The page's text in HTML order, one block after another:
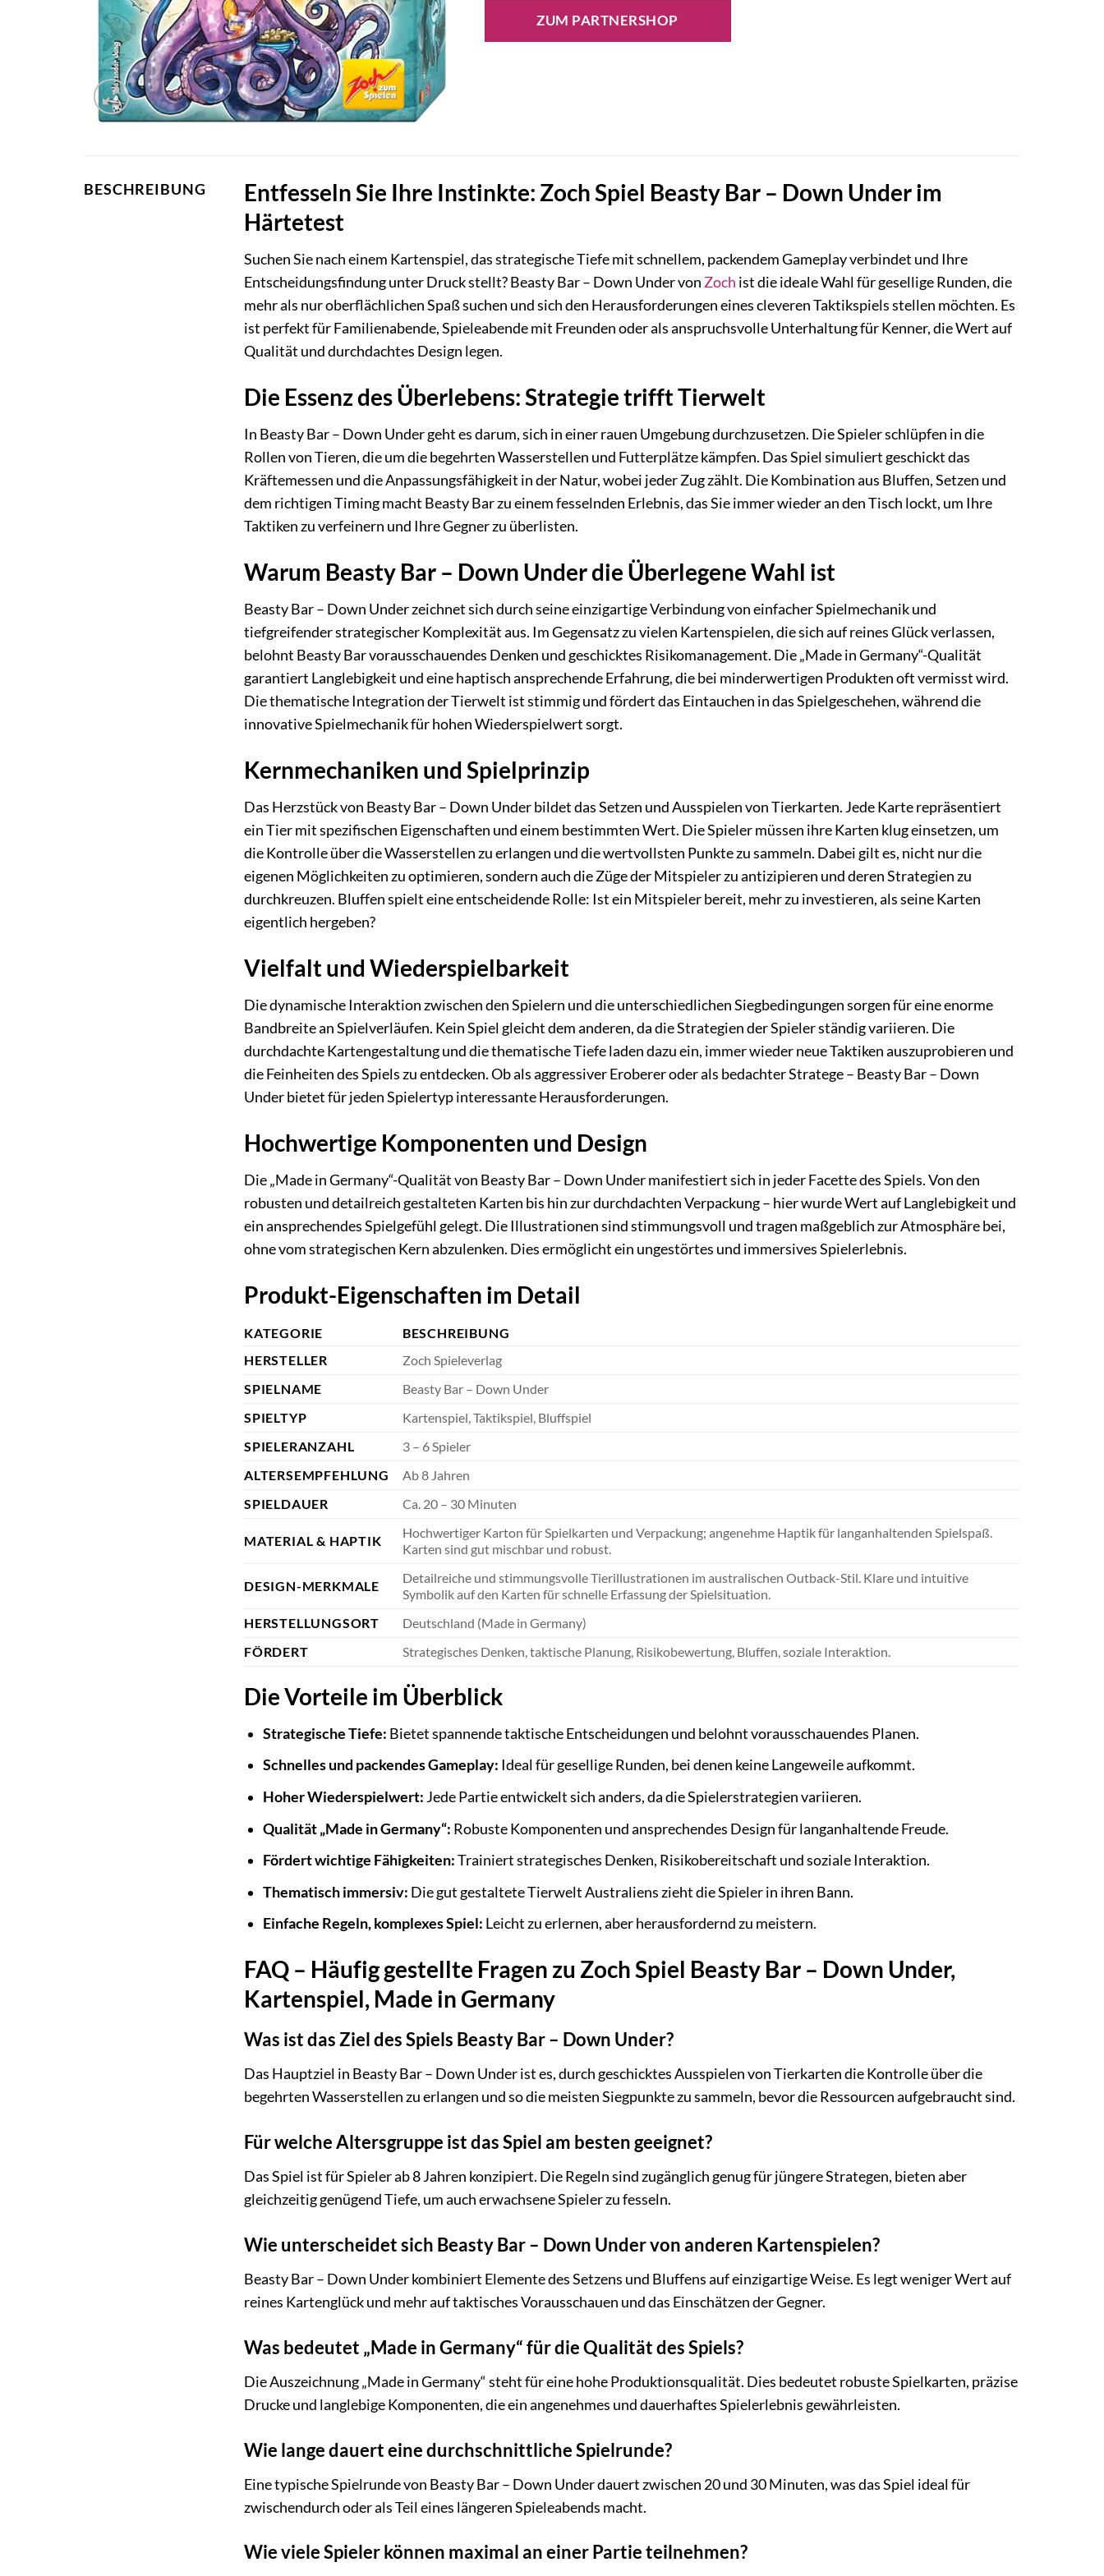
ZUM PARTNERSHOP
BESCHREIBUNG
Entfesseln Sie Ihre Instinkte: Zoch Spiel Beasty Bar – Down Under im
Härtetest
Suchen Sie nach einem Kartenspiel, das strategische Tiefe mit schnellem, packendem Gameplay verbindet und Ihre
Entscheidungsfindung unter Druck stellt? Beasty Bar – Down Under vonZoch ist die ideale Wahl für gesellige Runden, die
mehr als nur oberflächlichen Spaß suchen und sich den Herausforderungen eines cleveren Taktikspiels stellen möchten. Es
ist perfekt für Familienabende, Spieleabende mit Freunden oder als anspruchsvolle Unterhaltung für Kenner, die Wert auf
Qualität und durchdachtes Design legen.
Die Essenz des Überlebens: Strategie trifft Tierwelt
In Beasty Bar – Down Under geht es darum, sich in einer rauen Umgebung durchzusetzen. Die Spieler schlüpfen in die
Rollen von Tieren, die um die begehrten Wasserstellen und Futterplätze kämpfen. Das Spiel simuliert geschickt das
Kräftemessen und die Anpassungsfähigkeit in der Natur, wobei jeder Zug zählt. Die Kombination aus Bluffen, Setzen und
dem richtigen Timing macht Beasty Bar zu einem fesselnden Erlebnis, das Sie immer wieder an den Tisch lockt, um Ihre
Taktiken zu verfeinern und Ihre Gegner zu überlisten.
Warum Beasty Bar – Down Under die Überlegene Wahl ist
Beasty Bar – Down Under zeichnet sich durch seine einzigartige Verbindung von einfacher Spielmechanik und
tiefgreifender strategischer Komplexität aus. Im Gegensatz zu vielen Kartenspielen, die sich auf reines Glück verlassen,
belohnt Beasty Bar vorausschauendes Denken und geschicktes Risikomanagement. Die „Made in Germany“-Qualität
garantiert Langlebigkeit und eine haptisch ansprechende Erfahrung, die bei minderwertigen Produkten oft vermisst wird.
Die thematische Integration der Tierwelt ist stimmig und fördert das Eintauchen in das Spielgeschehen, während die
innovative Spielmechanik für hohen Wiederspielwert sorgt.
Kernmechaniken und Spielprinzip
Das Herzstück von Beasty Bar – Down Under bildet das Setzen und Ausspielen von Tierkarten. Jede Karte repräsentiert
ein Tier mit spezifischen Eigenschaften und einem bestimmten Wert. Die Spieler müssen ihre Karten klug einsetzen, um
die Kontrolle über die Wasserstellen zu erlangen und die wertvollsten Punkte zu sammeln. Dabei gilt es, nicht nur die
eigenen Möglichkeiten zu optimieren, sondern auch die Züge der Mitspieler zu antizipieren und deren Strategien zu
durchkreuzen. Bluffen spielt eine entscheidende Rolle: Ist ein Mitspieler bereit, mehr zu investieren, als seine Karten
eigentlich hergeben?
Vielfalt und Wiederspielbarkeit
Die dynamische Interaktion zwischen den Spielern und die unterschiedlichen Siegbedingungen sorgen für eine enorme
Bandbreite an Spielverläufen. Kein Spiel gleicht dem anderen, da die Strategien der Spieler ständig variieren. Die
durchdachte Kartengestaltung und die thematische Tiefe laden dazu ein, immer wieder neue Taktiken auszuprobieren und
die Feinheiten des Spiels zu entdecken. Ob als aggressiver Eroberer oder als bedachter Stratege – Beasty Bar – Down
Under bietet für jeden Spielertyp interessante Herausforderungen.
Hochwertige Komponenten und Design
Die „Made in Germany“-Qualität von Beasty Bar – Down Under manifestiert sich in jeder Facette des Spiels. Von den
robusten und detailreich gestalteten Karten bis hin zur durchdachten Verpackung – hier wurde Wert auf Langlebigkeit und
ein ansprechendes Spielgefühl gelegt. Die Illustrationen sind stimmungsvoll und tragen maßgeblich zur Atmosphäre bei,
ohne vom strategischen Kern abzulenken. Dies ermöglicht ein ungestörtes und immersives Spielerlebnis.
Produkt-Eigenschaften im Detail
KATEGORIE
BESCHREIBUNG
HERSTELLER
Zoch Spieleverlag
SPIELNAME
Beasty Bar – Down Under
SPIELTYP
Kartenspiel, Taktikspiel, Bluffspiel
SPIELERANZAHL
3 – 6 Spieler
ALTERSEMPFEHLUNG
Ab 8 Jahren
SPIELDAUER
Ca. 20 – 30 Minuten
MATERIAL & HAPTIK
Hochwertiger Karton für Spielkarten und Verpackung; angenehme Haptik für langanhaltenden Spielspaß.
Karten sind gut mischbar und robust.
DESIGN-MERKMALE
Detailreiche und stimmungsvolle Tierillustrationen im australischen Outback-Stil. Klare und intuitive
Symbolik auf den Karten für schnelle Erfassung der Spielsituation.
HERSTELLUNGSORT
Deutschland (Made in Germany)
FÖRDERT
Strategisches Denken, taktische Planung, Risikobewertung, Bluffen, soziale Interaktion.
Die Vorteile im Überblick
Strategische Tiefe: Bietet spannende taktische Entscheidungen und belohnt vorausschauendes Planen.
Schnelles und packendes Gameplay: Ideal für gesellige Runden, bei denen keine Langeweile aufkommt.
Hoher Wiederspielwert: Jede Partie entwickelt sich anders, da die Spielerstrategien variieren.
Qualität „Made in Germany“: Robuste Komponenten und ansprechendes Design für langanhaltende Freude.
Fördert wichtige Fähigkeiten:Trainiert strategisches Denken, Risikobereitschaft und soziale Interaktion.
Thematisch immersiv: Die gut gestaltete Tierwelt Australiens zieht die Spieler in ihren Bann.
Einfache Regeln, komplexes Spiel: Leicht zu erlernen, aber herausfordernd zu meistern.
FAQ – Häufig gestellte Fragen zu Zoch Spiel Beasty Bar – Down Under,
Kartenspiel, Made in Germany
Was ist das Ziel des Spiels Beasty Bar – Down Under?
Das Hauptziel in Beasty Bar – Down Under ist es, durch geschicktes Ausspielen von Tierkarten die Kontrolle über die
begehrten Wasserstellen zu erlangen und so die meisten Siegpunkte zu sammeln, bevor die Ressourcen aufgebraucht sind.
Für welche Altersgruppe ist das Spiel am besten geeignet?
Das Spiel ist für Spieler ab 8 Jahren konzipiert. Die Regeln sind zugänglich genug für jüngere Strategen, bieten aber
gleichzeitig genügend Tiefe, um auch erwachsene Spieler zu fesseln.
Wie unterscheidet sich Beasty Bar – Down Under von anderen Kartenspielen?
Beasty Bar – Down Under kombiniert Elemente des Setzens und Bluffens auf einzigartige Weise. Es legt weniger Wert auf
reines Kartenglück und mehr auf taktisches Vorausschauen und das Einschätzen der Gegner.
Was bedeutet „Made in Germany“ für die Qualität des Spiels?
Die Auszeichnung „Made in Germany“ steht für eine hohe Produktionsqualität. Dies bedeutet robuste Spielkarten, präzise
Drucke und langlebige Komponenten, die ein angenehmes und dauerhaftes Spielerlebnis gewährleisten.
Wie lange dauert eine durchschnittliche Spielrunde?
Eine typische Spielrunde von Beasty Bar – Down Under dauert zwischen 20 und 30 Minuten, was das Spiel ideal für
zwischendurch oder als Teil eines längeren Spieleabends macht.
Wie viele Spieler können maximal an einer Partie teilnehmen?